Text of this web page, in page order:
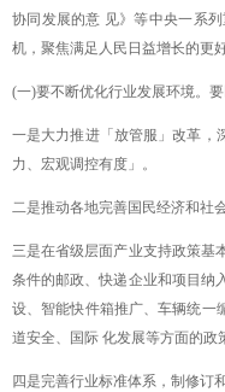
协同发展的意 见》等中央一系
机，聚焦满足人民日益增长的更
(一)要不断优化行业发展环境。
一是大力推进「放管服」改革，
力、宏观调控有度」。
二是推动各地完善国民经济和社
三是在省级层面产业支持政策基
条件的邮政、快递企业和项目纳
设、智能快件箱推广、车辆统一
道安全、国际 化发展等方面的政
四是完善行业标准体系，制修订